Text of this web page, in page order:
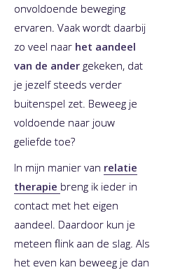
onvoldoende beweging
ervaren. Vaak wordt daarbij
zo veel naar het aandeel
van de ander gekeken, dat
je jezelf steeds verder
buitenspel zet. ​Beweeg je
voldoende naar jouw
geliefde toe? ​
​In mijn manier van relatie
therapie breng ik ieder in
contact met het eigen
aandeel. Daardoor kun je
meteen flink aan de slag. Als
het even kan beweeg je dan